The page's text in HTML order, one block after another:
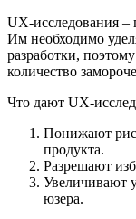
UX-исследования –
Им необходимо
разработки,
количество
Что дают UX-
Понижают
продукта.
Разрешают
Увеличивают
юзера.